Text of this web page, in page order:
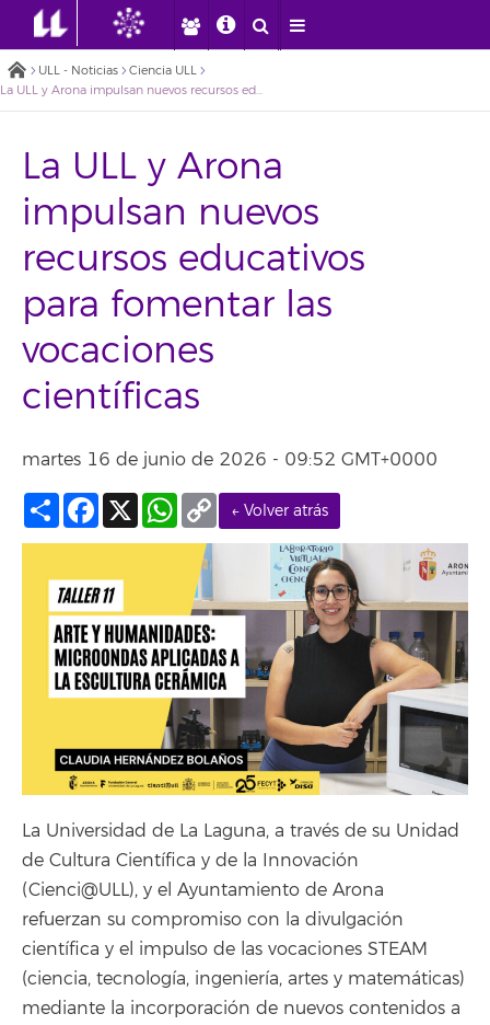
ULL - Noticias
Ciencia ULL
La ULL y Arona impulsan nuevos recursos educativos para fomentar las vocaciones científicas
La ULL y Arona
impulsan nuevos
recursos educativos
para fomentar las
vocaciones
científicas
martes 16 de junio de 2026 - 09:52 GMT+0000
← Volver atrás
Compartir
Facebook
X WhatsApp
Copy
Link
La Universidad de La Laguna, a través de su Unidad
de Cultura Científica y de la Innovación
(Cienci@ULL), y el Ayuntamiento de Arona
refuerzan su compromiso con la divulgación
científica y el impulso de las vocaciones STEAM
(ciencia, tecnología, ingeniería, artes y matemáticas)
mediante la incorporación de nuevos contenidos a